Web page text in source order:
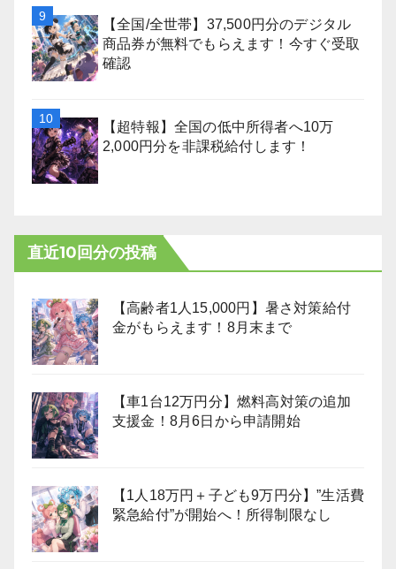
【全国/全世帯】37,500円分のデジタル
商品券が無料でもらえます！今すぐ受取
確認
【超特報】全国の低中所得者へ10万
2,000円分を非課税給付します！
直近10回分の投稿
【高齢者1人15,000円】暑さ対策給付
金がもらえます！8月末まで
【車1台12万円分】燃料高対策の追加
支援金！8月6日から申請開始
【1人18万円＋子ども9万円分】”生活費
緊急給付”が開始へ！所得制限なし